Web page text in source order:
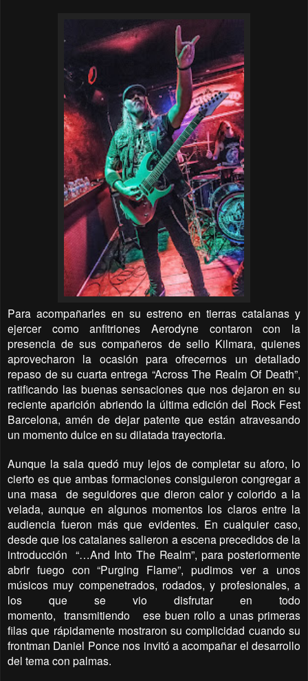
Para acompañarles en su estreno en tierras catalanas y
ejercer como anfitriones Aerodyne contaron con la
presencia de sus compañeros de sello Kilmara, quienes
aprovecharon la ocasión para ofrecernos un detallado
repaso de su cuarta entrega “Across The Realm Of Death”,
ratificando las buenas sensaciones que nos dejaron en su
reciente aparición abriendo la última edición del Rock Fest
Barcelona, amén de dejar patente que están atravesando
un momento dulce en su dilatada trayectoria.
Aunque la sala quedó muy lejos de completar su aforo, lo
cierto es que ambas formaciones consiguieron congregar a
una masa de seguidores que dieron calor y colorido a la
velada, aunque en algunos momentos los claros entre la
audiencia fueron más que evidentes. En cualquier caso,
desde que los catalanes salieron a escena precedidos de la
introducción “…And Into The Realm”, para posteriormente
abrir fuego con “Purging Flame”, pudimos ver a unos
músicos muy compenetrados, rodados, y profesionales, a
los que se vio disfrutar en todo
momento, transmitiendo ese buen rollo a unas primeras
filas que rápidamente mostraron su complicidad cuando su
frontman Daniel Ponce nos invitó a acompañar el desarrollo
del tema con palmas.